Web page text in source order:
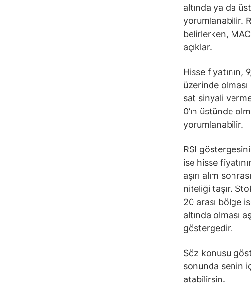
altında ya da
yorumlanabilir.
belirlerken,
açıklar.
Hisse fiyatının,
üzerinde
sat sinyali
0’ın üstünde
yorumlanabilir.
RSI
ise hisse
aşırı alım
niteliği taşır.
20 arası bölge
altında olması
göstergedir.
Söz konusu
sonunda senin
atabilirsin.